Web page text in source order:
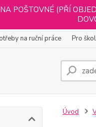
POŠTOVNÉ (PŘÍ
na ruční práce Pro
Úvod